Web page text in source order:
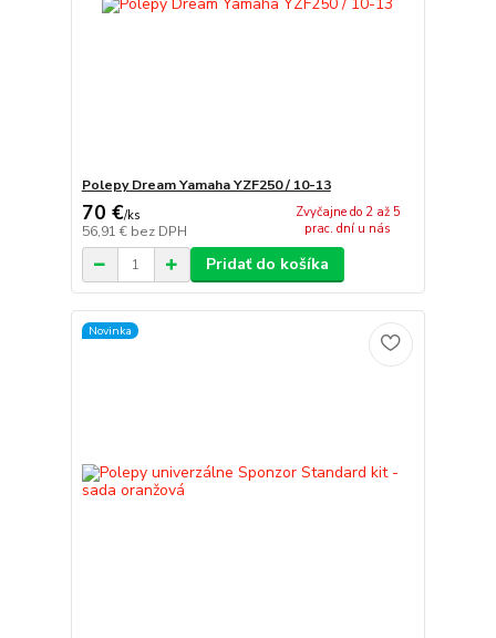
Polepy Dream Yamaha YZF250 / 10-13
70 €/ks
56,91 € bez DPH
Zvyčajne do 2 až 5
prac. dní u nás
Pridať do košíka
Novinka